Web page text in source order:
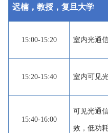
迟楠，教授，复旦大学
15:00-15:20 室内光通
15:20-15:40 室内可见
15:40-16:00
可见光通
效，低功